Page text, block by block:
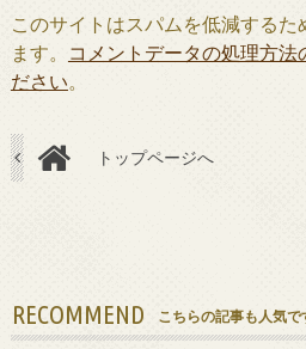
このサイトはスパムを低減するた
ます。
コメントデータの処理方法
ださい。
トップページへ
RECOMMEND こちらの記事も人気で